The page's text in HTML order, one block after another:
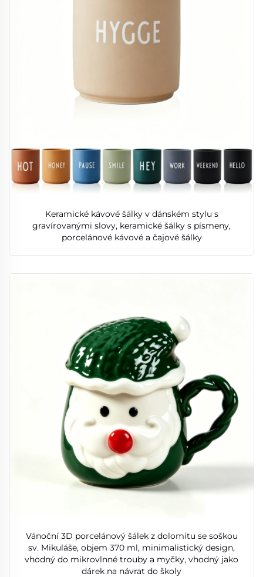
Keramické kávové šálky v dánském stylu s
gravírovanými slovy, keramické šálky s písmeny,
porcelánové kávové a čajové šálky
Vánoční 3D porcelánový šálek z dolomitu se soškou
sv. Mikuláše, objem 370 ml, minimalistický design,
vhodný do mikrovlnné trouby a myčky, vhodný jako
dárek na návrat do školy